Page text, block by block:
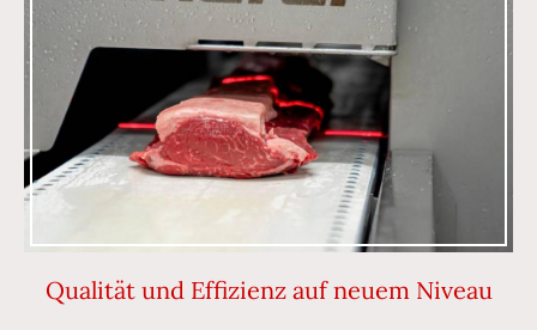
Qualität und Effizienz auf neuem Niveau